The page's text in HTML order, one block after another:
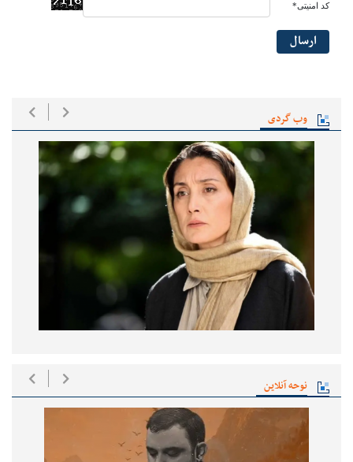
وب گردی
نوحه آنلاین
کد امنیتی*
ارسال